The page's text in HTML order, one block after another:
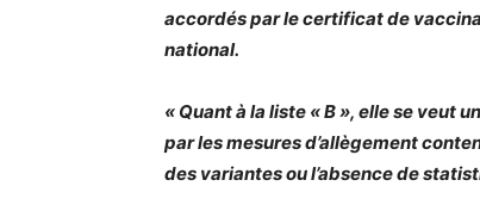
accordés par le certificat de
national.
« Quant à la liste « B », elle se veut
par les mesures d’allègement
des variantes ou l’absence de